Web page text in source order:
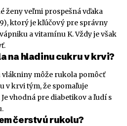
ženy veľmi prospešná vďaka
ktorý je kľúčový pre správny
a vitamínu K. Vždy je však
na hladinu cukru v krvi?
vlákniny môže rukola pomôcť
v krvi tým, že spomaľuje
vhodná pre diabetikov a ľudí s
čerstvú rukolu?